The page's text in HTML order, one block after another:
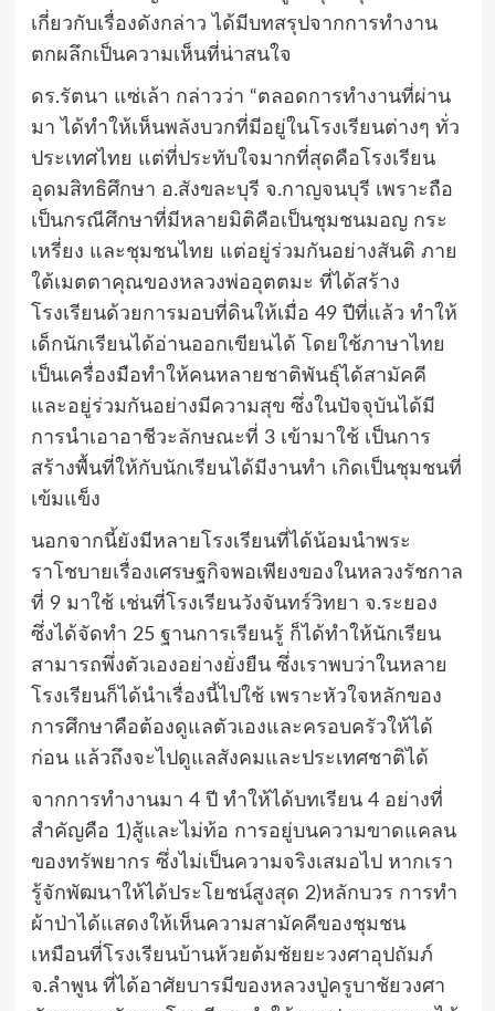
เกี่ยวกับเรื่องดังกล่าว ได้มีบทสรุปจากการทำงาน
ตกผลึกเป็นความเห็นที่น่าสนใจ
ดร.รัตนา แซ่เล้า กล่าวว่า “ตลอดการทำงานที่ผ่าน
มา ได้ทำให้เห็นพลังบวกที่มีอยู่ในโรงเรียนต่างๆ ทั่ว
ประเทศไทย แต่ที่ประทับใจมากที่สุดคือโรงเรียน
อุดมสิทธิศึกษา อ.สังขละบุรี จ.กาญจนบุรี เพราะถือ
เป็นกรณีศึกษาที่มีหลายมิติคือเป็นชุมชนมอญ กระ
เหรี่ยง และชุมชนไทย แต่อยู่ร่วมกันอย่างสันติ ภาย
ใต้เมตตาคุณของหลวงพ่ออุตตมะ ที่ได้สร้าง
โรงเรียนด้วยการมอบที่ดินให้เมื่อ 49 ปีที่แล้ว ทำให้
เด็กนักเรียนได้อ่านออกเขียนได้ โดยใช้ภาษาไทย
เป็นเครื่องมือทำให้คนหลายชาติพันธุ์ได้สามัคคี
และอยู่ร่วมกันอย่างมีความสุข ซึ่งในปัจจุบันได้มี
การนำเอาอาชีวะลักษณะที่ 3 เข้ามาใช้ เป็นการ
สร้างพื้นที่ให้กับนักเรียนได้มีงานทำ เกิดเป็นชุมชนที่
เข้มแข็ง
นอกจากนี้ยังมีหลายโรงเรียนที่ได้น้อมนำพระ
ราโชบายเรื่องเศรษฐกิจพอเพียงของในหลวงรัชกาล
ที่ 9 มาใช้ เช่นที่โรงเรียนวังจันทร์วิทยา จ.ระยอง
ซึ่งได้จัดทำ 25 ฐานการเรียนรู้ ก็ได้ทำให้นักเรียน
สามารถพึ่งตัวเองอย่างยั่งยืน ซึ่งเราพบว่าในหลาย
โรงเรียนก็ได้นำเรื่องนี้ไปใช้ เพราะหัวใจหลักของ
การศึกษาคือต้องดูแลตัวเองและครอบครัวให้ได้
ก่อน แล้วถึงจะไปดูแลสังคมและประเทศชาติได้
จากการทำงานมา 4 ปี ทำให้ได้บทเรียน 4 อย่างที่
สำคัญคือ 1)สู้และไม่ท้อ การอยู่บนความขาดแคลน
ของทรัพยากร ซึ่งไม่เป็นความจริงเสมอไป หากเรา
รู้จักพัฒนาให้ได้ประโยชน์สูงสุด 2)หลักบวร การทำ
ผ้าป่าได้แสดงให้เห็นความสามัคคีของชุมชน
เหมือนที่โรงเรียนบ้านห้วยต้มชัยยะวงศาอุปถัมภ์
จ.ลำพูน ที่ได้อาศัยบารมีของหลวงปู่ครูบาชัยวงศา